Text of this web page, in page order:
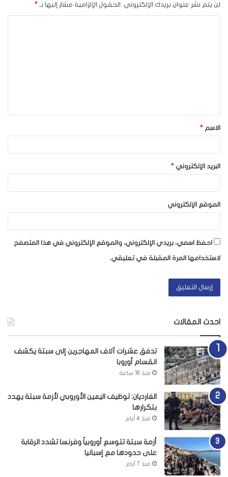
لن يتم نشر عنوان بريدك الإلكتروني. الحقول الإلزامية مشار إليها بـ *
ق
*
الاسم *
البريد الإلكتروني *
الموقع الإلكتروني
احفظ اسمي، بريدي الإلكتروني، والموقع الإلكتروني في هذا المتصفح
لاستخدامها المرة المقبلة في تعليقي.
احدث المقالات
تدفق عشرات آلاف المهاجرين إلى سبتة يكشف
انقسام أوروبا
منذ 16 ساعة
الغارديان: توظيف اليمين الأوروبي لأزمة سبتة يهدد
بتكرارها
منذ 4 أيام
أزمة سبتة تتوسع أوروبياً وفرنسا تشدد الرقابة
على حدودها مع إسبانيا
منذ 7 أيام